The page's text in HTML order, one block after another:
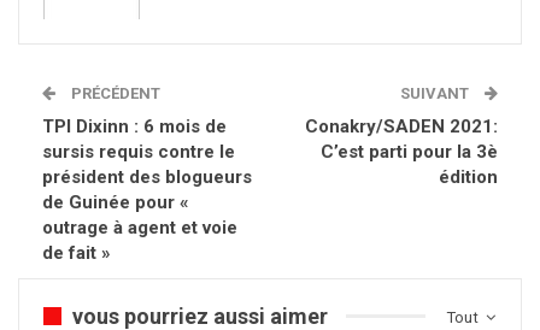
PRÉCÉDENT
TPI Dixinn : 6 mois de
sursis requis contre le
président des blogueurs
de Guinée pour «
outrage à agent et voie
de fait »
SUIVANT
Conakry/SADEN 2021:
C’est parti pour la 3è
édition
Tout
vous pourriez aussi aimer